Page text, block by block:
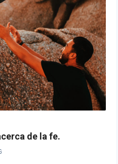
de la fe.